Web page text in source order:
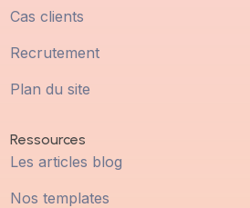
Cas clients
Recrutement
Plan du site
Ressources
Les articles blog
Nos templates